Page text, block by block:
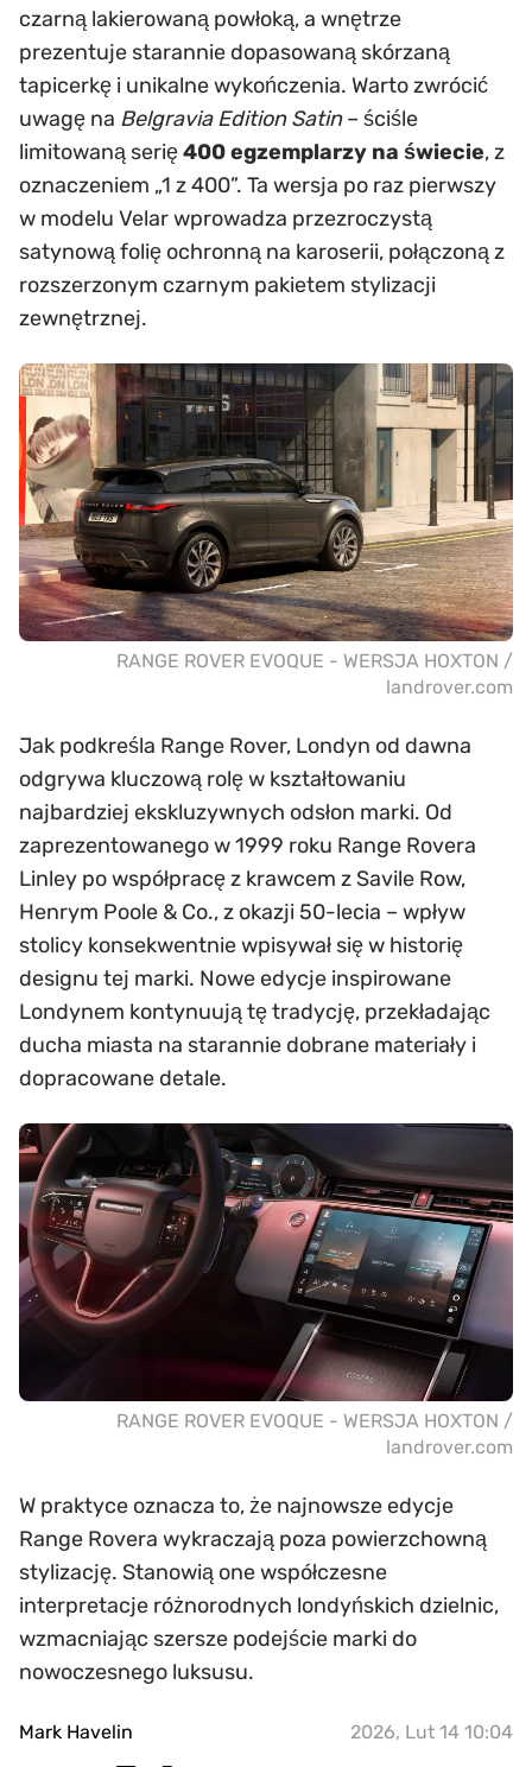
czarną lakierowaną powłoką, a wnętrze
prezentuje starannie dopasowaną skórzaną
tapicerkę i unikalne wykończenia. Warto zwrócić
uwagę na Belgravia Edition Satin– ściśle
limitowaną serię400 egzemplarzy na świecie, z
oznaczeniem „1 z 400”. Ta wersja po raz pierwszy
w modelu Velar wprowadza przezroczystą
satynową folię ochronną na karoserii, połączoną z
rozszerzonym czarnym pakietem stylizacji
zewnętrznej.
RANGE ROVER EVOQUE - WERSJA HOXTON /
landrover.com
Jak podkreśla Range Rover, Londyn od dawna
odgrywa kluczową rolę w kształtowaniu
najbardziej ekskluzywnych odsłon marki. Od
zaprezentowanego w 1999 roku Range Rovera
Linley po współpracę z krawcem z Savile Row,
Henrym Poole & Co., z okazji 50-lecia – wpływ
stolicy konsekwentnie wpisywał się w historię
designu tej marki. Nowe edycje inspirowane
Londynem kontynuują tę tradycję, przekładając
ducha miasta na starannie dobrane materiały i
dopracowane detale.
RANGE ROVER EVOQUE - WERSJA HOXTON /
landrover.com
W praktyce oznacza to, że najnowsze edycje
Range Rovera wykraczają poza powierzchowną
stylizację. Stanowią one współczesne
interpretacje różnorodnych londyńskich dzielnic,
wzmacniając szersze podejście marki do
nowoczesnego luksusu.
Mark Havelin 2026, Lut 14 10:04